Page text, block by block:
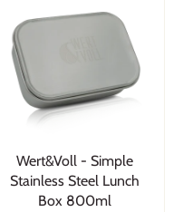
Wert&Voll - Simple
Stainless Steel Lunch
Box 800ml